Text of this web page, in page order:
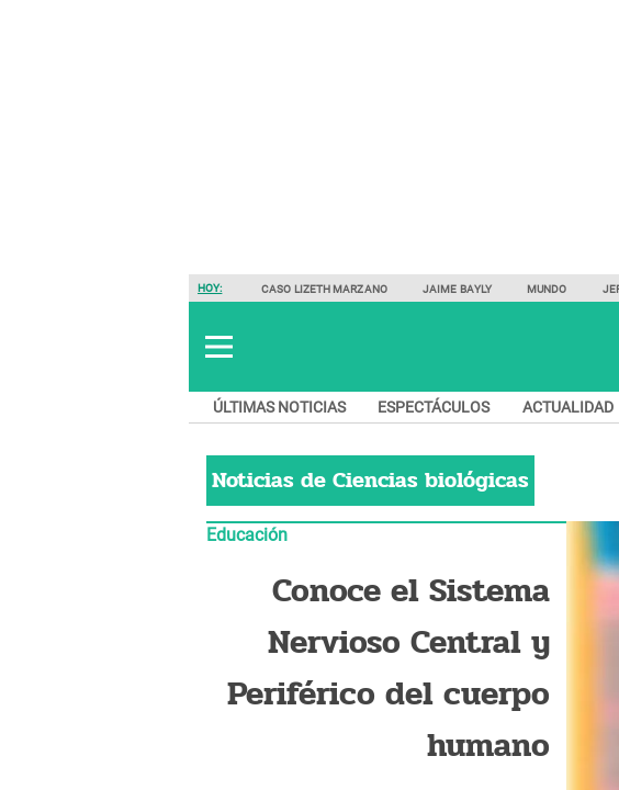
HOY: CASO LIZETH MARZANO JAIME BAYLY MUNDO
ÚLTIMAS NOTICIAS ESPECTÁCULOS ACTUALIDAD
Noticias deCiencias biológicas
Educación
Conoce el Sistema
Nervioso Central y
Periférico del cuerpo
humano